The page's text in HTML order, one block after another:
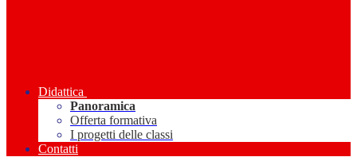
Didattica
Panoramica
Offerta formativa
I progetti delle classi
Contatti